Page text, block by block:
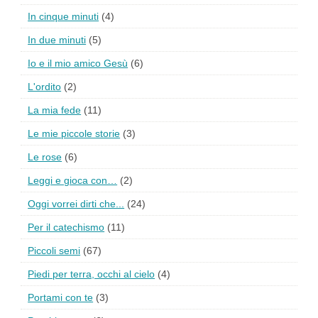
In cinque minuti (4)
In due minuti (5)
Io e il mio amico Gesù (6)
L'ordito (2)
La mia fede (11)
Le mie piccole storie (3)
Le rose (6)
Leggi e gioca con… (2)
Oggi vorrei dirti che... (24)
Per il catechismo (11)
Piccoli semi (67)
Piedi per terra, occhi al cielo (4)
Portami con te (3)